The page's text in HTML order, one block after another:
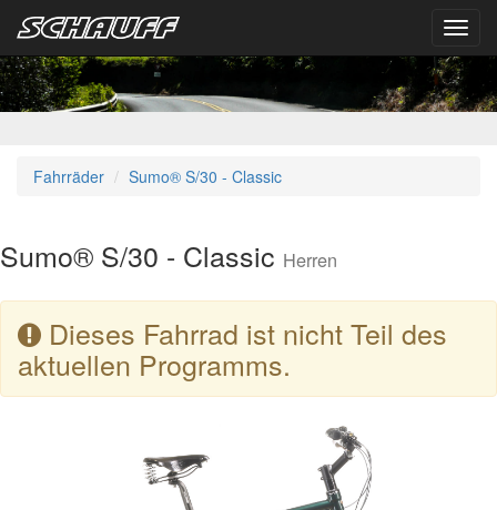
Fahrräder Sumo® S/30 - Classic
Sumo® S/30 - Classic Herren
Dieses Fahrrad ist nicht Teil des
aktuellen Programms.